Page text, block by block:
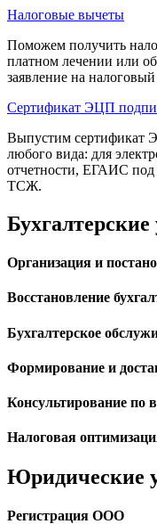
Налоговые вычеты
Поможем получить
платном лечении или
заявление на
Cертификат ЭЦП
Выпустим сертификат
любого вида: для
отчетности, ЕГАИС
ТСЖ.
Бухгалтерские
Организация и
Восстановление
Бухгалтерское
Формирование и
Консультирование по
Налоговая
Юридические
Регистрация ООО